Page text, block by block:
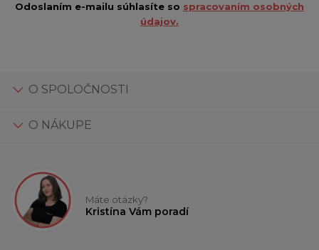
Odoslaním e-mailu súhlasíte so spracovaním osobných
údajov.
O SPOLOČNOSTI
O NÁKUPE
Máte otázky?
Kristína Vám poradí